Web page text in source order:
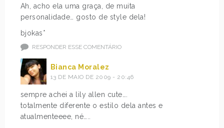
Ah, acho ela uma graça, de muita
personalidade… gosto de style dela!
bjokas*
RESPONDER ESSE COMENTÁRIO
Bianca Moralez
13 DE MAIO DE 2009 - 20:46
sempre achei a lily allen cute….
totalmente diferente o estilo dela antes e
atualmenteeee, né…..